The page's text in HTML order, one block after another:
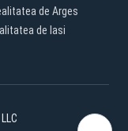
de Arges
de Iasi